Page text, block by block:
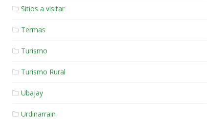
Sitios a visitar
Termas
Turismo
Turismo Rural
Ubajay
Urdinarrain